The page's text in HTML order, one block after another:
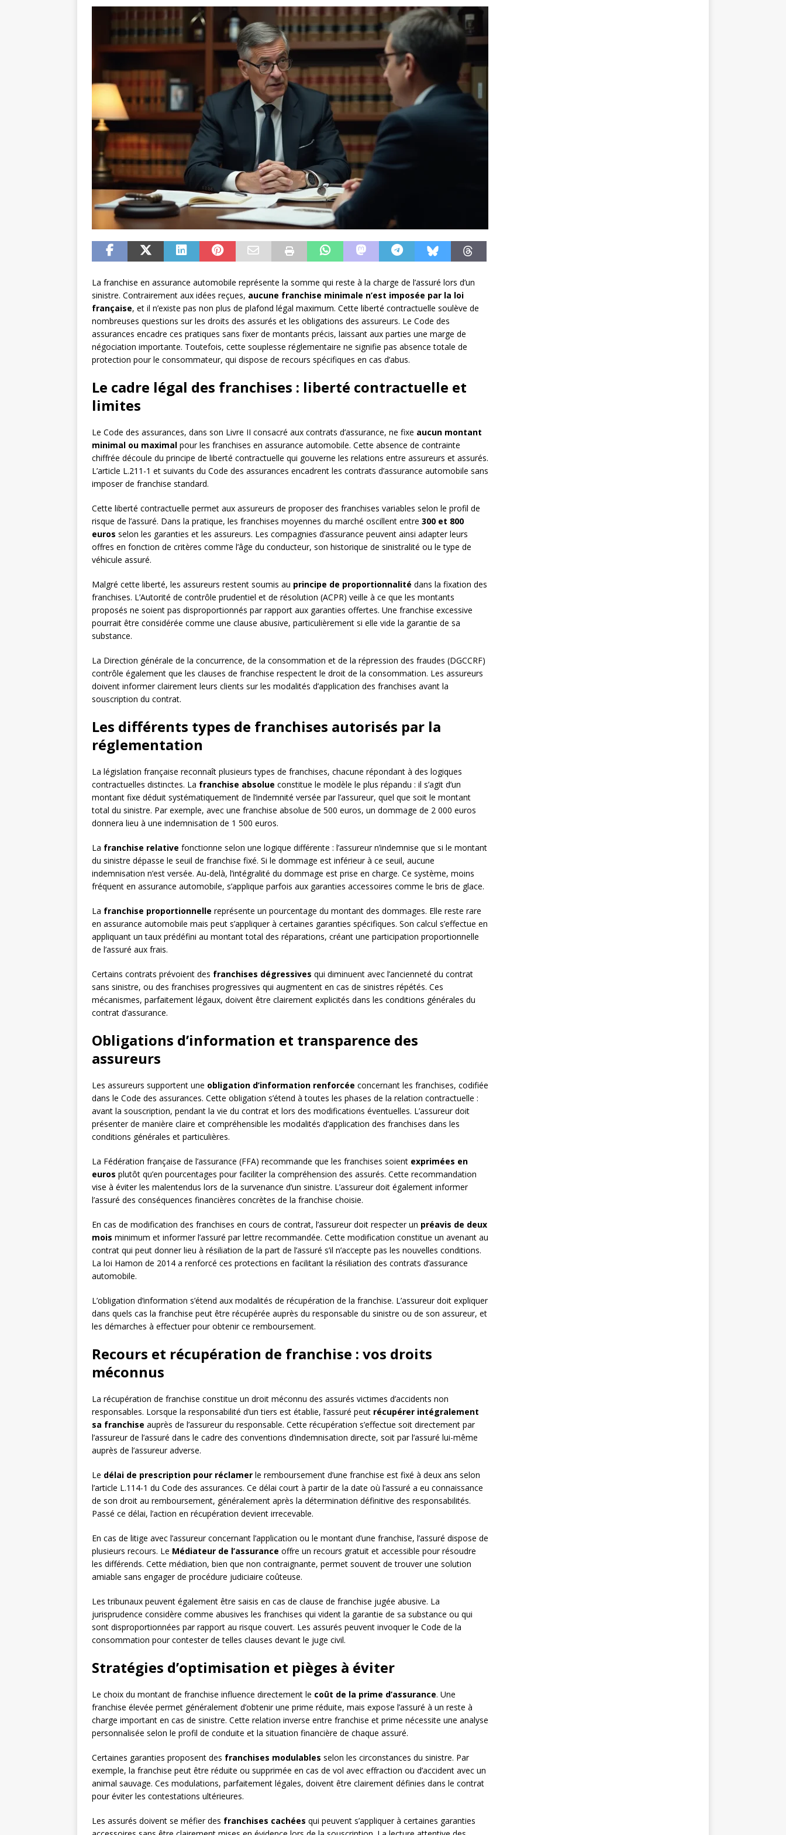
La franchise en assurance automobile représente la somme qui reste à la charge de l’assuré lors d’un
sinistre. Contrairement aux idées reçues, aucune franchise minimale n’est imposée par la loi
française, et il n’existe pas non plus de plafond légal maximum. Cette liberté contractuelle soulève de
nombreuses questions sur les droits des assurés et les obligations des assureurs. Le Code des
assurances encadre ces pratiques sans fixer de montants précis, laissant aux parties une marge de
négociation importante. Toutefois, cette souplesse réglementaire ne signifie pas absence totale de
protection pour le consommateur, qui dispose de recours spécifiques en cas d’abus.
Le cadre légal des franchises : liberté contractuelle et
limites
Le Code des assurances, dans son Livre II consacré aux contrats d’assurance, ne fixe aucun montant
minimal ou maximal pour les franchises en assurance automobile. Cette absence de contrainte
chiffrée découle du principe de liberté contractuelle qui gouverne les relations entre assureurs et assurés.
L’article L.211-1 et suivants du Code des assurances encadrent les contrats d’assurance automobile sans
imposer de franchise standard.
Cette liberté contractuelle permet aux assureurs de proposer des franchises variables selon le profil de
risque de l’assuré. Dans la pratique, les franchises moyennes du marché oscillent entre 300 et 800
euros selon les garanties et les assureurs. Les compagnies d’assurance peuvent ainsi adapter leurs
offres en fonction de critères comme l’âge du conducteur, son historique de sinistralité ou le type de
véhicule assuré.
Malgré cette liberté, les assureurs restent soumis au principe de proportionnalité dans la fixation des
franchises. L’Autorité de contrôle prudentiel et de résolution (ACPR) veille à ce que les montants
proposés ne soient pas disproportionnés par rapport aux garanties offertes. Une franchise excessive
pourrait être considérée comme une clause abusive, particulièrement si elle vide la garantie de sa
substance.
La Direction générale de la concurrence, de la consommation et de la répression des fraudes (DGCCRF)
contrôle également que les clauses de franchise respectent le droit de la consommation. Les assureurs
doivent informer clairement leurs clients sur les modalités d’application des franchises avant la
souscription du contrat.
Les différents types de franchises autorisés par la
réglementation
La législation française reconnaît plusieurs types de franchises, chacune répondant à des logiques
contractuelles distinctes. La franchise absolue constitue le modèle le plus répandu : il s’agit d’un
montant fixe déduit systématiquement de l’indemnité versée par l’assureur, quel que soit le montant
total du sinistre. Par exemple, avec une franchise absolue de 500 euros, un dommage de 2 000 euros
donnera lieu à une indemnisation de 1 500 euros.
La franchise relative fonctionne selon une logique différente : l’assureur n’indemnise que si le montant
du sinistre dépasse le seuil de franchise fixé. Si le dommage est inférieur à ce seuil, aucune
indemnisation n’est versée. Au-delà, l’intégralité du dommage est prise en charge. Ce système, moins
fréquent en assurance automobile, s’applique parfois aux garanties accessoires comme le bris de glace.
La franchise proportionnelle représente un pourcentage du montant des dommages. Elle reste rare
en assurance automobile mais peut s’appliquer à certaines garanties spécifiques. Son calcul s’effectue en
appliquant un taux prédéfini au montant total des réparations, créant une participation proportionnelle
de l’assuré aux frais.
Certains contrats prévoient des franchises dégressives qui diminuent avec l’ancienneté du contrat
sans sinistre, ou des franchises progressives qui augmentent en cas de sinistres répétés. Ces
mécanismes, parfaitement légaux, doivent être clairement explicités dans les conditions générales du
contrat d’assurance.
Obligations d’information et transparence des
assureurs
Les assureurs supportent une obligation d’information renforcée concernant les franchises, codifiée
dans le Code des assurances. Cette obligation s’étend à toutes les phases de la relation contractuelle :
avant la souscription, pendant la vie du contrat et lors des modifications éventuelles. L’assureur doit
présenter de manière claire et compréhensible les modalités d’application des franchises dans les
conditions générales et particulières.
La Fédération française de l’assurance (FFA) recommande que les franchises soient exprimées en
euros plutôt qu’en pourcentages pour faciliter la compréhension des assurés. Cette recommandation
vise à éviter les malentendus lors de la survenance d’un sinistre. L’assureur doit également informer
l’assuré des conséquences financières concrètes de la franchise choisie.
En cas de modification des franchises en cours de contrat, l’assureur doit respecter un préavis de deux
mois minimum et informer l’assuré par lettre recommandée. Cette modification constitue un avenant au
contrat qui peut donner lieu à résiliation de la part de l’assuré s’il n’accepte pas les nouvelles conditions.
La loi Hamon de 2014 a renforcé ces protections en facilitant la résiliation des contrats d’assurance
automobile.
L’obligation d’information s’étend aux modalités de récupération de la franchise. L’assureur doit expliquer
dans quels cas la franchise peut être récupérée auprès du responsable du sinistre ou de son assureur, et
les démarches à effectuer pour obtenir ce remboursement.
Recours et récupération de franchise : vos droits
méconnus
La récupération de franchise constitue un droit méconnu des assurés victimes d’accidents non
responsables. Lorsque la responsabilité d’un tiers est établie, l’assuré peut récupérer intégralement
sa franchise auprès de l’assureur du responsable. Cette récupération s’effectue soit directement par
l’assureur de l’assuré dans le cadre des conventions d’indemnisation directe, soit par l’assuré lui-même
auprès de l’assureur adverse.
Le délai de prescription pour réclamer le remboursement d’une franchise est fixé à deux ans selon
l’article L.114-1 du Code des assurances. Ce délai court à partir de la date où l’assuré a eu connaissance
de son droit au remboursement, généralement après la détermination définitive des responsabilités.
Passé ce délai, l’action en récupération devient irrecevable.
En cas de litige avec l’assureur concernant l’application ou le montant d’une franchise, l’assuré dispose de
plusieurs recours. Le Médiateur de l’assurance offre un recours gratuit et accessible pour résoudre
les différends. Cette médiation, bien que non contraignante, permet souvent de trouver une solution
amiable sans engager de procédure judiciaire coûteuse.
Les tribunaux peuvent également être saisis en cas de clause de franchise jugée abusive. La
jurisprudence considère comme abusives les franchises qui vident la garantie de sa substance ou qui
sont disproportionnées par rapport au risque couvert. Les assurés peuvent invoquer le Code de la
consommation pour contester de telles clauses devant le juge civil.
Stratégies d’optimisation et pièges à éviter
Le choix du montant de franchise influence directement le coût de la prime d’assurance. Une
franchise élevée permet généralement d’obtenir une prime réduite, mais expose l’assuré à un reste à
charge important en cas de sinistre. Cette relation inverse entre franchise et prime nécessite une analyse
personnalisée selon le profil de conduite et la situation financière de chaque assuré.
Certaines garanties proposent des franchises modulables selon les circonstances du sinistre. Par
exemple, la franchise peut être réduite ou supprimée en cas de vol avec effraction ou d’accident avec un
animal sauvage. Ces modulations, parfaitement légales, doivent être clairement définies dans le contrat
pour éviter les contestations ultérieures.
Les assurés doivent se méfier des franchises cachées qui peuvent s’appliquer à certaines garanties